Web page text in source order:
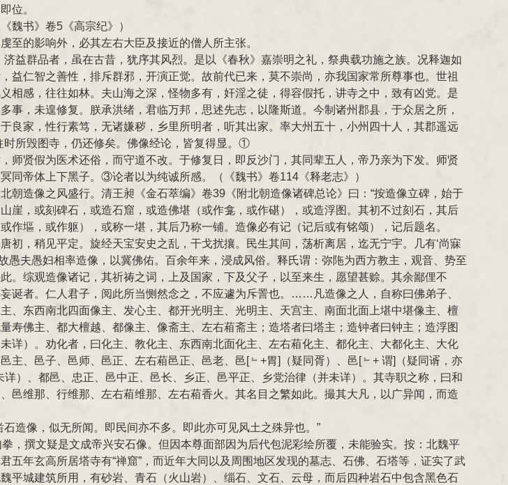
位。
书》卷5《高宗纪》）
的影响外，必其左右大臣及接近的僧人所主张。
益群品者，虽在古昔，犹序其风烈。是以《春秋》嘉崇明之礼，祭典载功施之族。况释迦如
仁智之善性，排斥群邪，开演正觉。故前代已来，莫不崇尚，亦我国家常所尊事也。世祖
相感，往往如林。夫山海之深，怪物多有，奸淫之徒，得容假托，讲寺之中，致有凶党。是
，未遑修复。朕承洪绪，君临万邦，思述先志，以隆斯道。今制诸州郡县，于众居之所，
良家，性行素笃，无诸嫌秽，乡里所明者，听其出家。率大州五十，小州四十人，其郡遥远
时所毁图寺，仍还修矣。佛像经论，皆复得显。①
师贤假为医术还俗，而守道不改。于修复日，即反沙门，其同辈五人，帝乃亲为下发。师贤
帝体上下黑子。③论者以为纯诚所感。（《魏书》卷114《释老志》）
造像之风盛行。清王昶《金石萃编》卷39《附北朝造像诸碑总论》曰：“按造像立碑，始于
崖，或刻碑石，或造石窟，或造佛堪（或作龛，或作碪），或造浮图。其初不过刻石，其后
塸，或作躯），或称一堪，其后乃称一铺。造像必有记（记后或有铭颂），记后题名。
，稍见平定。旋经天宝安史之乱，干戈扰攘。民生其间，荡析离居，迄无宁宇。几有‘尚寐
愚夫愚妇相率造像，以冀佛佑。百余年来，浸成风俗。释氏谓：弥陁为西方教主，观音、势至
。综观造像诸记，其祈祷之词，上及国家，下及父子，以至来生，愿望甚赊。其余鄙俚不
诞者。仁人君子，阅此所当恻然念之，不应遽为斥詈也。……凡造像之人，自称曰佛弟子、
、东西南北四面像主、发心主、都开光明主、光明主、天宫主、南面北面上堪中堪像主、檀
佛主、都大檀越、都像主、像斋主、左右葙斋主；造塔者曰塔主；造钟者曰钟主；造浮图
详）。劝化者，曰化主、教化主、东西南北面化主、左右葙化主、都化主、大都化主、大化
、邑子、邑师、邑正、左右葙邑正、邑老、邑[﹄+胃]（疑同胥）、邑[﹄+ 谓]（疑同谞，亦
）、都邑、忠正、邑中正、邑长、乡正、邑平正、乡党治律（并未详）。其寺职之称，曰和
邑维那、行维那、左右葙维那、左右葙香火。其名目之繁如此。撮其大凡，以广异闻，而造
造像，似无所闻。即民间亦不多。即此亦可见风土之殊异也。”
撰文疑是文成帝兴安石像。但因本尊面部因为后代包泥彩绘所覆，未能验实。按：北魏平
年玄高所居塔寺有“禅窟”，而近年大同以及周围地区发现的墓志、石佛、石塔等，证实了武
平城建筑所用，有砂岩、青石（火山岩）、缁石、文石、云母，而后四种岩石中包含黑色石